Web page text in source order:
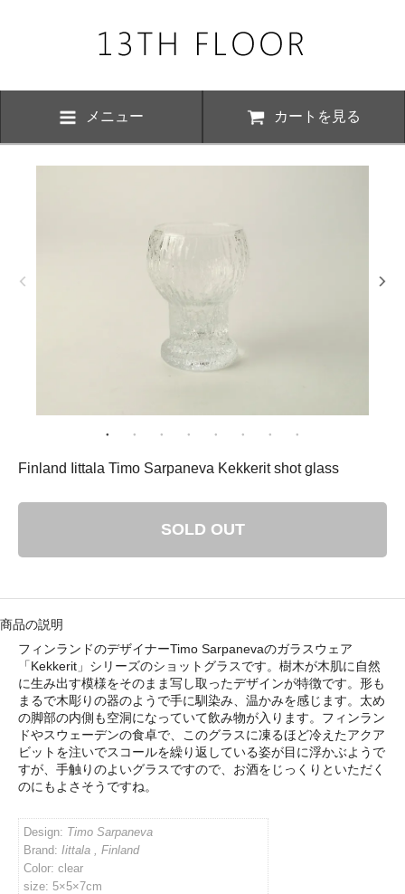
メニュー カートを見る
Finland Iittala Timo Sarpaneva Kekkerit shot glass
SOLD OUT
商品の説明
フィンランドのデザイナーTimo Sarpanevaのガラスウェア
「Kekkerit」シリーズのショットグラスです。樹木が木肌に自然
に生み出す模様をそのまま写し取ったデザインが特徴です。形も
まるで木彫りの器のようで手に馴染み、温かみを感じます。太め
の脚部の内側も空洞になっていて飲み物が入ります。フィンラン
ドやスウェーデンの食卓で、このグラスに凍るほど冷えたアクア
ビットを注いでスコールを繰り返している姿が目に浮かぶようで
すが、手触りのよいグラスですので、お酒をじっくりといただく
のにもよさそうですね。
Design: Timo Sarpaneva
Brand: Iittala , Finland
Color: clear
size: 5×5×7cm
下記の期間につきまして夏季休業とさせていただきます。 期間中は
ただけますが、ご対応が8月17日以降にさせていただく場合がござい
平成29年8月11日（金）－ 8月16日（水）
ホーム＆インテリア
アート・カルチャー
・配送について
バシーポリシー